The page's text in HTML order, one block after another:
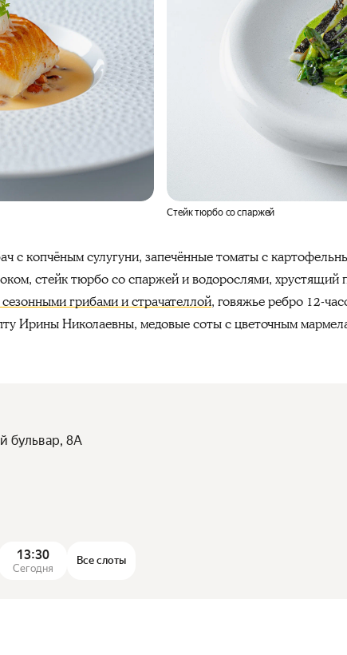
Стейк тюрбо со спаржей
с копчёным сулугуни, запечённые томаты с
стейк тюрбо со спаржей и водорослями,
сезонными грибами и страчателлой, говяжье ребро 12-
Ирины Николаевны, медовые соты с цветочным
бульвар, 8А
13:30
Сегодня
Все слоты